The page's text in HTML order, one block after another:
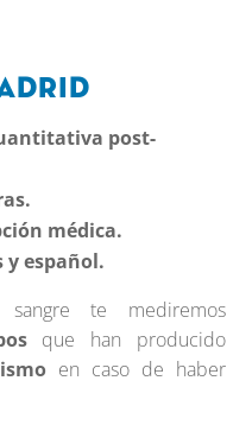
post-
médica.
y español.
te mediremos
que han producido
en caso de haber